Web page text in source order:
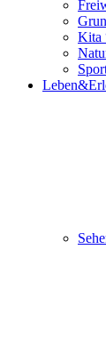
Kita